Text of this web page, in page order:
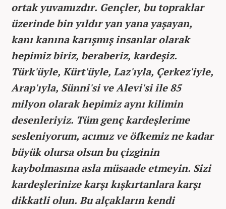
ortak yuvamızdır. Gençler, bu topraklar
üzerinde bin yıldır yan yana yaşayan,
kanı kanına karışmış insanlar olarak
hepimiz biriz, beraberiz, kardeşiz.
Türk'üyle, Kürt'üyle, Laz'ıyla, Çerkez'iyle,
Arap'ıyla, Sünni'si ve Alevi'si ile 85
milyon olarak hepimiz aynı kilimin
desenleriyiz. Tüm genç kardeşlerime
sesleniyorum, acımız ve öfkemiz ne kadar
büyük olursa olsun bu çizginin
kaybolmasına asla müsaade etmeyin. Sizi
kardeşlerinize karşı kışkırtanlara karşı
dikkatli olun. Bu alçakların kendi